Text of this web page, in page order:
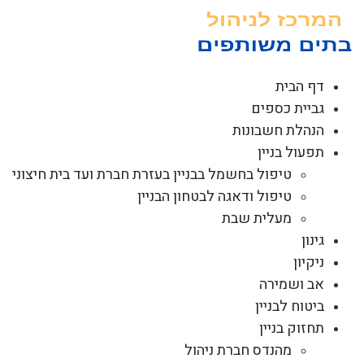
דף הבית
גביית כספים
הנהלת חשבונות
תפעול בניין
טיפול בחשמל בבניין בעזרת חברת ועד בית חיצוני
טיפול ודאגה לבטחון הבניין
מעלית שבת
גינון
ניקיון
אב ושמירה
ביטוח לבניין
תחזוק בניין
מהנדס חברת ניהול